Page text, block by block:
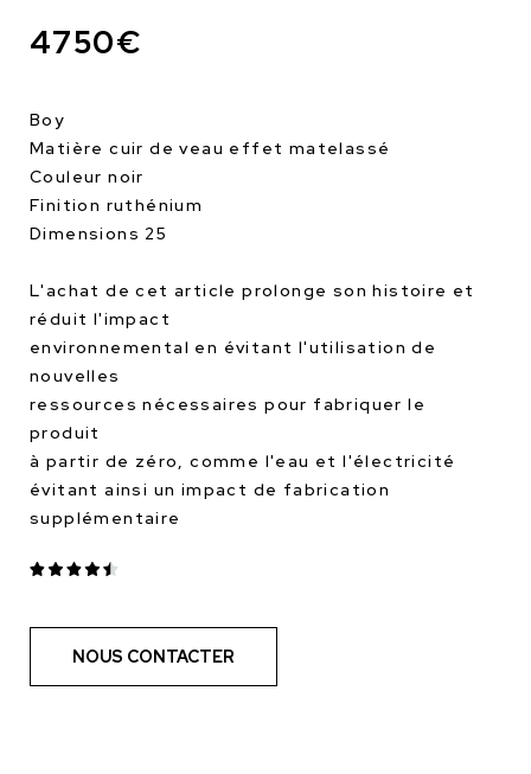
4750€
Boy
Matière cuir de veau effet matelassé
Couleur noir
Finition ruthénium
Dimensions 25
L'achat de cet article prolonge son histoire et
réduit l'impact
environnemental en évitant l'utilisation de
nouvelles
ressources nécessaires pour fabriquer le
produit
à partir de zéro, comme l'eau et l'électricité
évitant ainsi un impact de fabrication
supplémentaire
NOUS CONTACTER